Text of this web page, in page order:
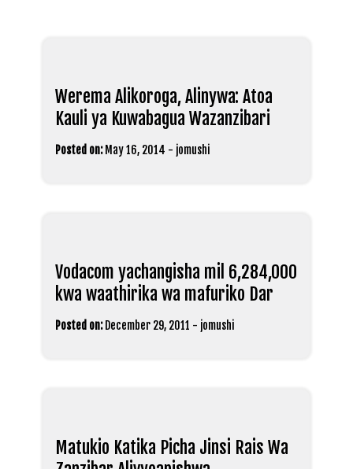
Werema Alikoroga, Alinywa: Atoa
Kauli ya Kuwabagua Wazanzibari
Posted on: May 16, 2014 - jomushi
Vodacom yachangisha mil 6,284,000
kwa waathirika wa mafuriko Dar
Posted on: December 29, 2011 - jomushi
Matukio Katika Picha Jinsi Rais Wa